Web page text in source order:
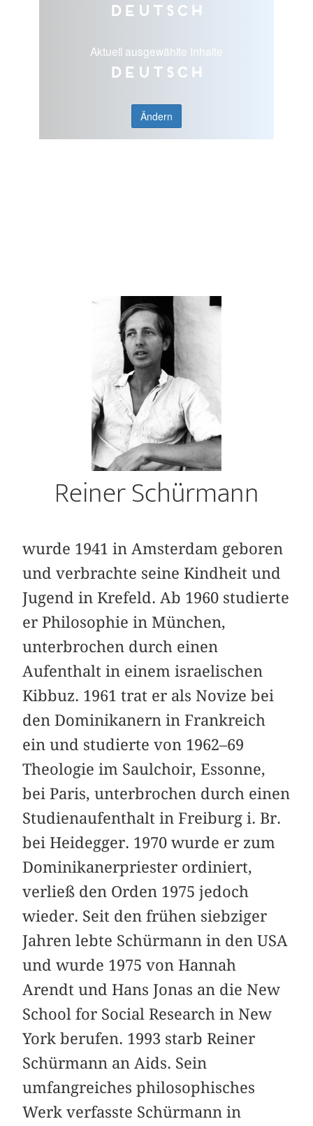
Deutsch
Aktuell ausgewählte Inhalte
Deutsch
Ändern
Reiner Schürmann
wurde 1941 in Amsterdam geboren
und ver­brachte seine Kindheit und
Jugend in Krefeld. Ab 1960 studierte
er Philosophie in München,
unterbrochen durch einen
Aufenthalt in einem israelischen
Kibbuz. 1961 trat er als Novize bei
den Dominikanern in Frankreich
ein und studierte von 1962–69
Theologie im Saulchoir, Essonne,
bei Paris, unterbrochen durch einen
Studienaufenthalt in Freiburg i. Br.
bei Heidegger. 1970 wurde er zum
Dominikanerpriester ordiniert,
verließ den Orden 1975 jedoch
wieder. Seit den frühen siebziger
Jahren lebte Schürmann in den USA
und wurde 1975 von Hannah
Arendt und Hans Jonas an die New
School for Social Research in New
York berufen. 1993 starb Reiner
Schürmann an Aids. Sein
umfangreiches philosophisches
Werk verfasste Schürmann in